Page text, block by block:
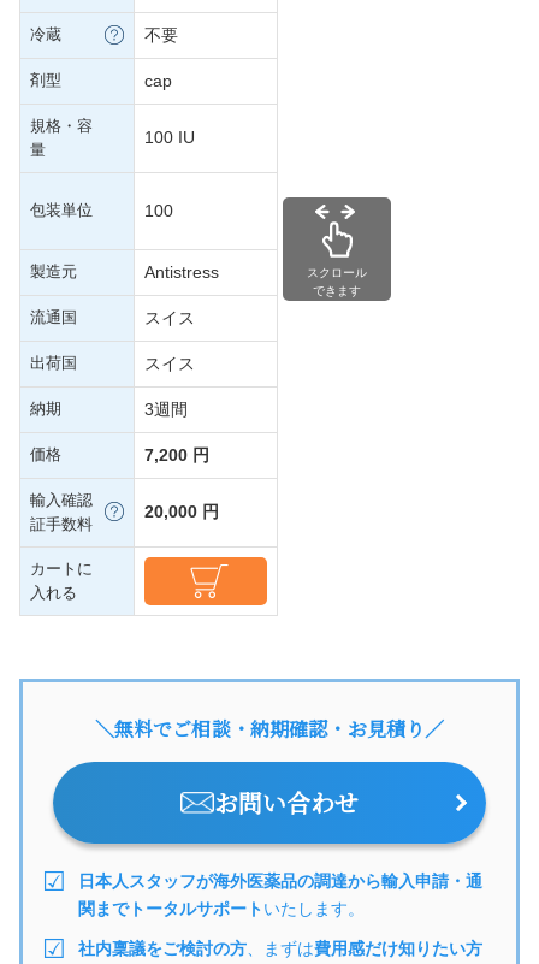
冷蔵 不要
剤型 cap
規格・容
量
100 IU
包装単位 100
製造元 Antistress
流通国 スイス
出荷国 スイス
納期 3週間
価格 7,200 円
輸入確認
証手数料
20,000 円
カートに
入れる
スクロール
できます
＼無料でご相談・納期確認・お見積り／
お問い合わせ
日本人スタッフが海外医薬品の調達から輸入申請・通
関までトータルサポートいたします。
社内稟議をご検討の方 、まずは費用感だけ知りたい方